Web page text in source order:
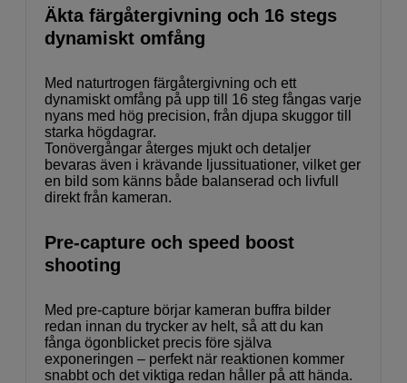
Äkta färgåtergivning och 16 stegs
dynamiskt omfång
Med naturtrogen färgåtergivning och ett
dynamiskt omfång på upp till 16 steg fångas varje
nyans med hög precision, från djupa skuggor till
starka högdagrar.
Tonövergångar återges mjukt och detaljer
bevaras även i krävande ljussituationer, vilket ger
en bild som känns både balanserad och livfull
direkt från kameran.
Pre-capture och speed boost
shooting
Med pre-capture börjar kameran buffra bilder
redan innan du trycker av helt, så att du kan
fånga ögonblicket precis före själva
exponeringen – perfekt när reaktionen kommer
snabbt och det viktiga redan håller på att hända.